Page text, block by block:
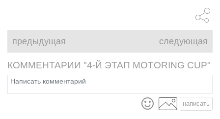
предыдущая следующая
КОММЕНТАРИИ "4-Й ЭТАП MOTORING CUP"
написать